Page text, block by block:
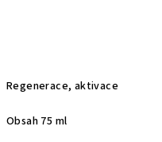
Regenerace, aktivace
Obsah 75 ml